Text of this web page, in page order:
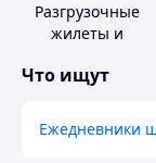
Разгрузочные
жилеты и
плит
Что ищут
Ежедневники